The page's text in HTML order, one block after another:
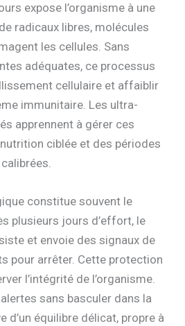
expose l’organisme à une
radicaux libres, molécules
les cellules. Sans
adéquates, ce processus
cellulaire et affaiblir
immunitaire. Les ultra-
apprennent à gérer ces
ciblée et des périodes
constitue souvent le
plusieurs jours d’effort, le
et envoie des signaux de
pour arrêter. Cette protection
l’intégrité de l’organisme.
sans basculer dans la
d’un équilibre délicat, propre à